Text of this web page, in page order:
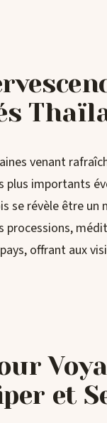
venant
plus importants
se révèle être
processions,
offrant aux
et